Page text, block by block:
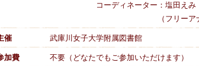
コーディネーター：塩田えみ
（フリーアナウ
催 武庫川女子大学附属図書館
加費 不要（どなたでもご参加いただけます）